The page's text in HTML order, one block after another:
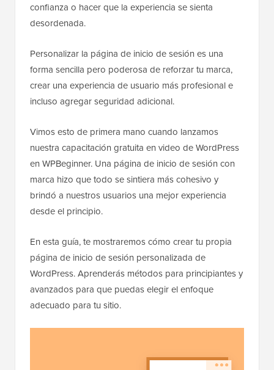
confianza o hacer que la experiencia se sienta
desordenada.
Personalizar la página de inicio de sesión es una
forma sencilla pero poderosa de reforzar tu marca,
crear una experiencia de usuario más profesional e
incluso agregar seguridad adicional.
Vimos esto de primera mano cuando lanzamos
nuestra capacitación gratuita en video de WordPress
en WPBeginner. Una página de inicio de sesión con
marca hizo que todo se sintiera más cohesivo y
brindó a nuestros usuarios una mejor experiencia
desde el principio.
En esta guía, te mostraremos cómo crear tu propia
página de inicio de sesión personalizada de
WordPress. Aprenderás métodos para principiantes y
avanzados para que puedas elegir el enfoque
adecuado para tu sitio.